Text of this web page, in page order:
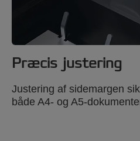
Præcis justering
Justering af sidemargen
både A4- og A5-